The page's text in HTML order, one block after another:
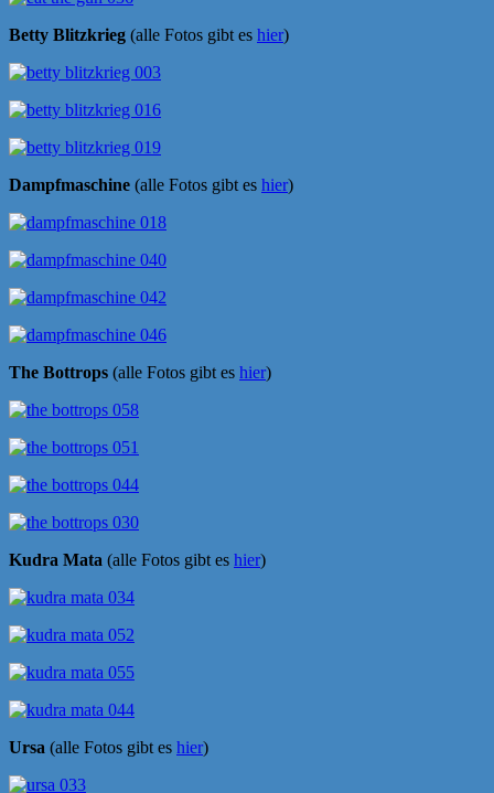
Betty Blitzkrieg (alle Fotos gibt es hier)
Dampfmaschine (alle Fotos gibt es hier)
The Bottrops (alle Fotos gibt es hier)
Kudra Mata (alle Fotos gibt es hier)
Ursa (alle Fotos gibt es hier)